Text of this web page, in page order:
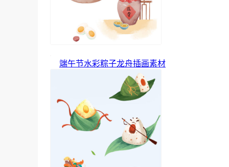
端午节水彩粽子龙舟插画素材